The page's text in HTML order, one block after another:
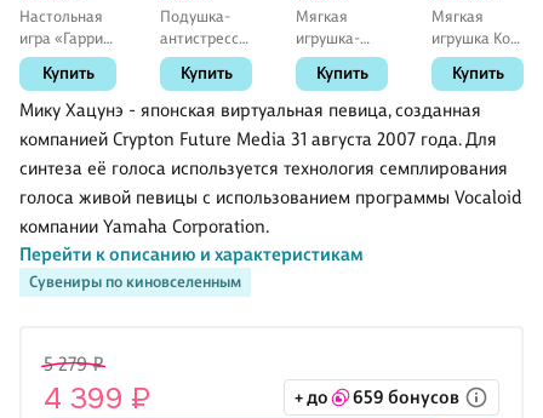
Сувениры по киновселенным
Мику Хацунэ - японская виртуальная певица, созданная
компанией Crypton Future Media 31 августа 2007 года. Для
синтеза её голоса используется технология семплирования
голоса живой певицы с использованием программы Vocaloid
компании Yamaha Corporation.
Характеристики:
Высота: 20 см.
Оригинальный и официально лицензированный продукт.
Перейти к описанию и характеристикам
Настольная
игра «Гарри
Поттер
Оборотное
зелье»,
Hobby World
Купить
Подушка-
антистресс
Аниме
Девушка с
бантиком
(цветная)
(30х30)
Купить
Мягкая
игрушка-
браслет
Котик
черный (17
Купить
Мягкая
игрушка Кот
Барсик в
сумке (35см)
(белый)
(B1000/35)
Купить
5 279 ₽
4 399 ₽ + до 659 бонусов